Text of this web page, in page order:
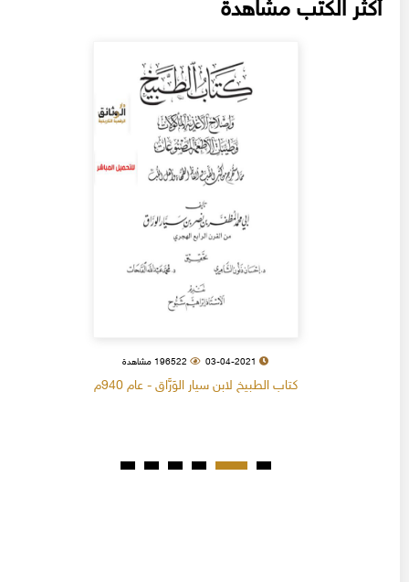
أكثر الكتب مشاهدة
03-04-2021 196522 مشاهدة
كتاب الطبيخ لابن سيار الوَرَّاق - عام 940م